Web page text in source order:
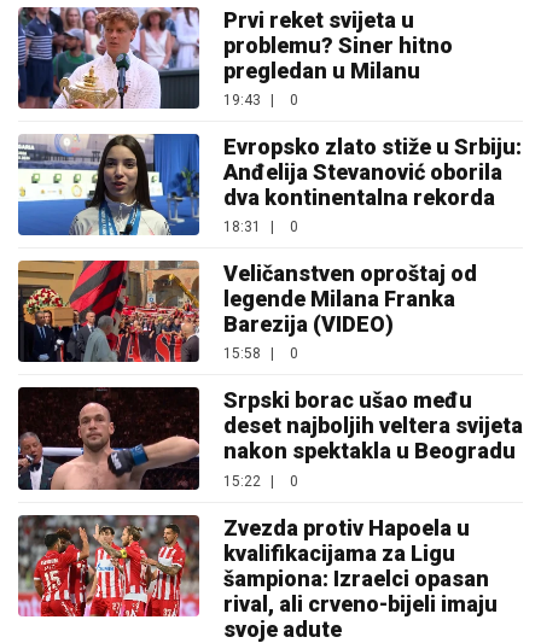
Prvi reket svijeta u
problemu? Siner hitno
pregledan u Milanu
19:43 | 0
Evropsko zlato stiže u Srbiju:
Anđelija Stevanović oborila
dva kontinentalna rekorda
18:31 0
Veličanstven oproštaj od
legende Milana Franka
Barezija (VIDEO)
15:58 0
Srpski borac ušao među
deset najboljih veltera svijeta
nakon spektakla u Beogradu
15:22 | 0
Zvezda protiv Hapoela u
kvalifikacijama za Ligu
šampiona: Izraelci opasan
rival, ali crveno-bijeli imaju
svoje adute